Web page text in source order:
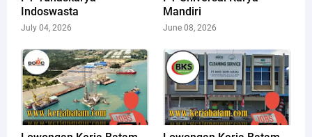
Indoswasta
July 04, 2026
Mandiri
June 08, 2026